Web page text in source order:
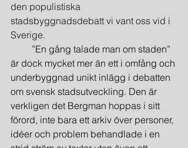
den populistiska
stadsbyggnadsdebatt vi vant oss vid i
Sverige.
”En gång talade man om staden”
är dock mycket mer än ett i omfång och
underbyggnad unikt inlägg i debatten
om svensk stadsutveckling. Den är
verkligen det Bergman hoppas i sitt
förord, inte bara ett arkiv över personer,
idéer och problem behandlade i en